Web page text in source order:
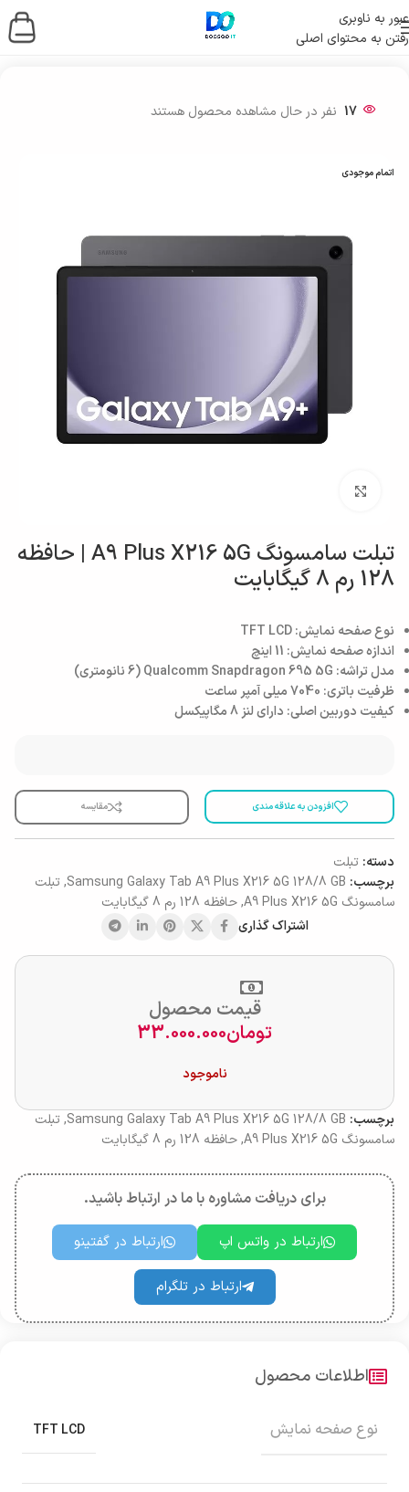
عبور به ناوبری
رفتن به محتوای اصلی
خانه/ تبلت
17 نفر در حال مشاهده محصول هستند
اتمام موجودی
تبلت سامسونگ A9 Plus X216 5G | حافظه
128 رم 8 گیگابایت
نوع صفحه نمایش: TFT LCD
اندازه صفحه نمایش: 11 اینچ
مدل تراشه: Qualcomm Snapdragon 695 5G (6 نانومتری)
ظرفیت باتری: 7040 میلی آمپر ساعت
کیفیت دوربین اصلی: دارای لنز 8 مگاپیکسل
افزودن به علاقه مندی مقایسه
دسته: تبلت
برچسب: Samsung Galaxy Tab A9 Plus X216 5G 128/8 GB
,تبلت
سامسونگ A9 Plus X216 5G
,حافظه 128 رم 8 گیگابایت
اشتراک گذاری
قیمت محصول
تومان33.000.000
ناموجود
برچسب: Samsung Galaxy Tab A9 Plus X216 5G 128/8 GB
,تبلت
سامسونگ A9 Plus X216 5G
,حافظه 128 رم 8 گیگابایت
برای دریافت مشاوره با ما در ارتباط باشید.
ارتباط در واتس اپ ارتباط در گفتینو
ارتباط در تلگرام
اطلاعات محصول
نوع صفحه نمایش TFT LCD